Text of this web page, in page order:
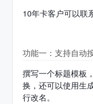
10年卡客户可以联
功能一：支持自动
撰写一个标题模板
换，还可以使用生
行改名。